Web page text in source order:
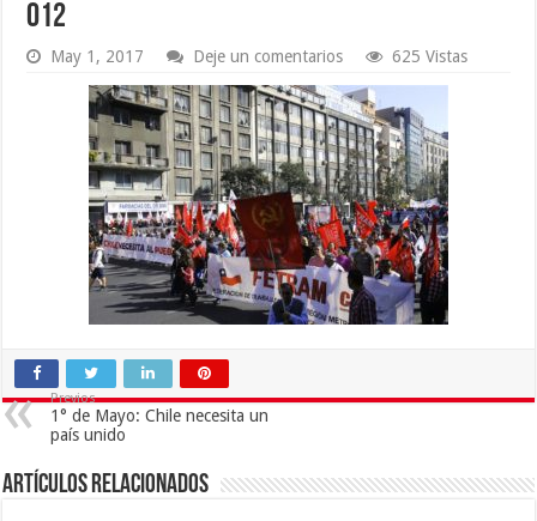
012
May 1, 2017 Deje un comentarios 625 Vistas
Previos
1° de Mayo: Chile necesita un
país unido
Artículos Relacionados